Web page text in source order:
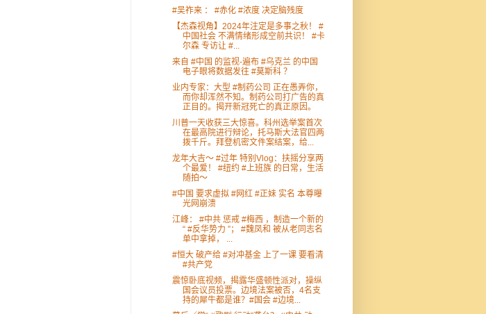
#吴祚来 ： #赤化 #浓度 决定脑残度
【杰森视角】2024年注定是多事之秋！ #
中国社会 不满情绪形成空前共识！ #卡
尔森 专访让 #...
来自 #中国 的监视-遍布 #乌克兰 的中国
电子眼将数据发往 #莫斯科 ？
业内专家：大型 #制药公司 正在愚弄你，
而你却浑然不知。制药公司打广告的真
正目的。揭开新冠死亡的真正原因。
川普一天收获三大惊喜。科州选举案首次
在最高院进行辩论，托马斯大法官四两
拨千斤。拜登机密文件案结案，给...
龙年大吉～ #过年 特别Vlog：扶摇分享两
个最爱！ #纽约 #上班族 的日常，生活
随拍～
#中国 要求虚拟 #网红 #正妹 实名 本尊曝
光网崩溃
江峰： #中共 惩戒 #梅西 ，制造一个新的
“ #反华势力 ”； #魏凤和 被从老同志名
单中拿掉， ...
#恒大 破产给 #对冲基金 上了一课 要看清
#共产党
震惊卧底视频，揭露华盛顿性派对，操纵
国会议员投票。边境法案被否，4名支
持的犀牛都是谁？#国会 #边境...